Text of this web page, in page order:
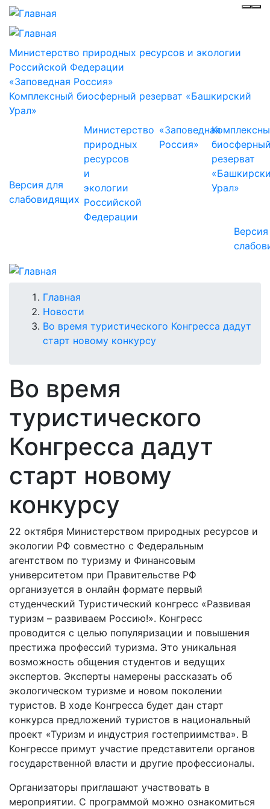
Министерство природных ресурсов и экологии
Российской Федерации
«Заповедная Россия»
Комплексный биосферный резерват «Башкирский
Урал»
Версия для
слабовидящих
Министерство
природных
ресурсов
и
экологии
Российской
Федерации
«Заповедная
Россия»
резерват
Урал»
Строка
навигации
Главная
Новости
Во время туристического Конгресса дадут
старт новому конкурсу
Во время
туристического
Конгресса дадут
старт новому
конкурсу
22 октября Министерством природных ресурсов и
экологии РФ совместно с Федеральным
агентством по туризму и Финансовым
университетом при Правительстве РФ
организуется в онлайн формате первый
студенческий Туристический конгресс «Развивая
туризм – развиваем Россию!». Конгресс
проводится с целью популяризации и повышения
престижа профессий туризма. Это уникальная
возможность общения студентов и ведущих
экспертов. Эксперты намерены рассказать об
экологическом туризме и новом поколении
туристов. В ходе Конгресса будет дан старт
конкурса предложений туристов в национальный
проект «Туризм и индустрия гостеприимства». В
Конгрессе примут участие представители органов
государственной власти и другие профессионалы.
Организаторы приглашают участвовать в
мероприятии. С программой можно ознакомиться